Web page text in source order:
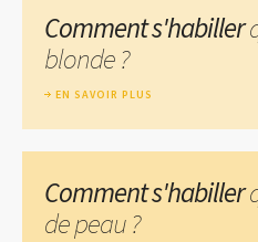
Comment s'habiller
blonde ?
EN SAVOIR PLUS
Comment s'habiller
de peau ?